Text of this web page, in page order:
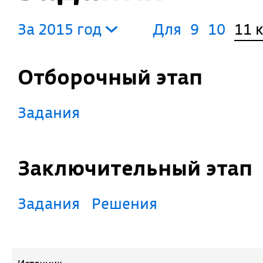
За 2015 год Для 9 10 11
Отборочный этап
Задания
Заключительный этап
Задания Решения